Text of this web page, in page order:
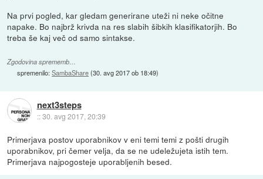
Na prvi pogled, kar gledam generirane uteži ni neke očitne
napake. Bo najbrž krivda na res slabih šibkih klasifikatorjih. Bo
treba še kaj več od samo sintakse.
Zgodovina sprememb…
spremenilo:SambaShare(30. avg 2017 ob 18:49)
next3steps
::30. avg 2017, 20:39
Primerjava postov uporabnikov v eni temi temi z pošti drugih
uporabnikov, pri čemer velja, da se ne udeležujeta istih tem.
Primerjava najpogosteje uporabljenih besed.